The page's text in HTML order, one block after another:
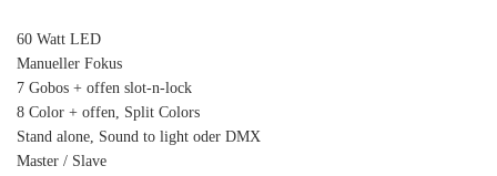
60 Watt LED
Manueller Fokus
7 Gobos + offen slot-n-lock
8 Color + offen, Split Colors
Stand alone, Sound to light oder DMX
Master / Slave